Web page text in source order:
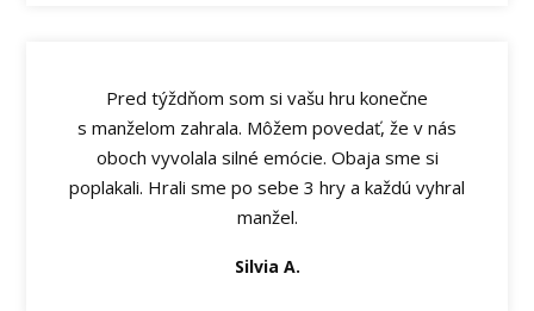
Pred týždňom som si vašu hru konečne
s manželom zahrala. Môžem povedať, že v nás
oboch vyvolala silné emócie. Obaja sme si
poplakali. Hrali sme po sebe 3 hry a každú vyhral
manžel.
Silvia A.